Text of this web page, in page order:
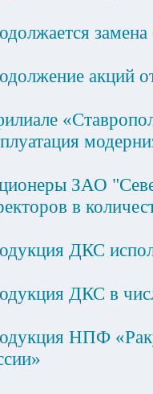
акций
ЗАО
в
ДКС
ДКС в
НПФ